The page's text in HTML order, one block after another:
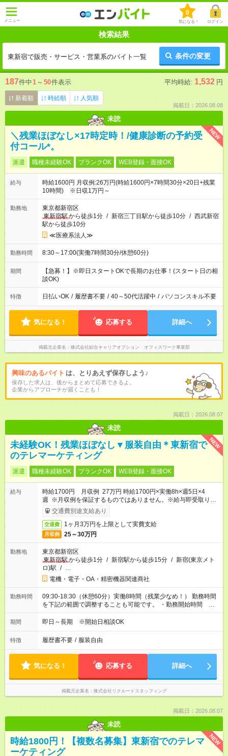
メニュー
0
気になる！ ログイン
検索結果
東新宿で販売・サービス・営業系のバイト一覧 条件の変更
187件中1 ～ 50件表示 平均時給: 1,532 円
新着順 時給順 人気順
掲載日：2026.08.08
未読
NEW
＼残業ほぼなし×17時定時！/健康診断の予約受
付コール*。
派遣 職種未経験OK ブランクOK WEB登録・面接OK
給与
時給1600円 月収例:26万円(時給1600円×7時間30分×20日+残業
10時間) ※日収1万円～
勤務地
東京都新宿区
東新宿駅から徒歩1分 / 新宿三丁目駅から徒歩10分 / 西武新宿
駅から徒歩10分
≪医療系法人≫
勤務時間 8:30～17:00(実働7時間30分/休憩60分)
期間
【急募！】※即日スタートOKで長期のお仕事！(スタート日の相
談OK)
特徴 日払いOK / 履歴書不要 / 40～50代活躍中 / パソコンスキル不要
気になる！ 応募する 詳細へ
掲載元企業名 株式会社綜合キャリアオプション オフィスワーク事業部
興味のあるバイト は、とりあえず保存しよう♪
保存した求人は、後からまとめて応募できるよ。
企業からアプローチが届くことも！
掲載日：2026.08.07
未読
NEW
未経験OK！残業ほぼなし▼服装自由＊東新宿で
のテレマーケティング
派遣 職種未経験OK ブランクOK WEB登録・面接OK
給与
時給1700円 月収例 27万円 時給1700円×実働8h×週5日×4
週 ※月収例を保証するものではありません。※給与即受取りサ
ービス利用可（利用条件有）
交通費別途支給あり
交通費 1ヶ月3万円を上限として実費支給
月収例 25～30万円
勤務地
東京都新宿区
東新宿駅から徒歩1分 / 新宿駅から徒歩15分 / 新宿(東京メト
ロ)駅 / …
電機・電子・OA・精密機器関連商社
勤務時間
09:30-18:30（休憩60分）実働8時間（残業少なめ！） 勤務時間
を下記の範囲で調整することも可能です。 ・勤務開始時間
09:00～10:00 ・勤務終了時間 18:00～19:00
期間 即日～長期 ※開始日相談OK
特徴 履歴書不要 / 服装自由
気になる！ 応募する 詳細へ
掲載元企業名 株式会社リクルートスタッフィング
掲載日：2026.08.07
未読
NEW
時給1800円！【複数名募集】東新宿でのテレマ
ーケティング